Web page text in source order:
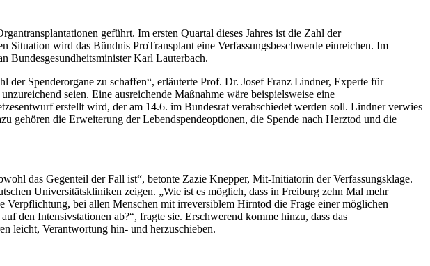
geführt. Im ersten Quartal dieses Jahres ist die Zahl der
wird das Bündnis ProTransplant eine Verfassungsbeschwerde einreichen. Im
Bundesgesundheitsminister Karl Lauterbach.
Spenderorgane zu schaffen“, erläuterte Prof. Dr. Josef Franz Lindner, Experte für
seien. Eine ausreichende Maßnahme wäre beispielsweise eine
erstellt wird, der am 14.6. im Bundesrat verabschiedet werden soll. Lindner verwies
gehören die Erweiterung der Lebendspendeoptionen, die Spende nach Herztod und die
das Gegenteil der Fall ist“, betonte Zazie Knepper, Mit-Initiatorin der Verfassungsklage.
Universitätskliniken zeigen. „Wie ist es möglich, dass in Freiburg zehn Mal mehr
bei allen Menschen mit irreversiblem Hirntod die Frage einer möglichen
den Intensivstationen ab?“, fragte sie. Erschwerend komme hinzu, dass das
leicht, Verantwortung hin- und herzuschieben.